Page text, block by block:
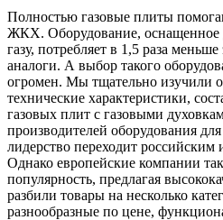
Полностью газовые плиты
ЖКХ. Оборудование, оснащенное
газу, потребляет в 1,5 раза
аналоги. А выбор такого
огромен. Мы тщательно изучили
технические характеристики,
газовых плит с газовыми
производителей оборудования
лидерство переходит российским
Однако европейские компании
популярность, предлагая
разбили товары на несколько
разнообразные по цене,